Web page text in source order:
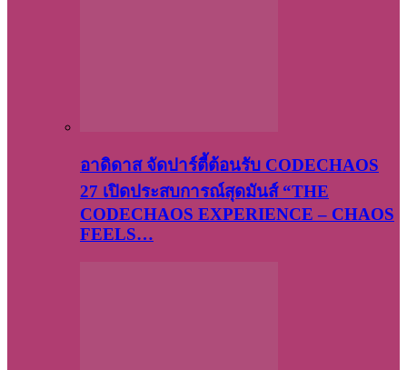
อาดิดาส จัดปาร์ตี้ต้อนรับ CODECHAOS
27 เปิดประสบการณ์สุดมันส์ “THE
CODECHAOS EXPERIENCE – CHAOS
FEELS…